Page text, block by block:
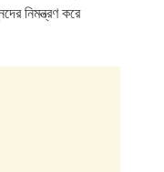
নিমন্ত্রণ করে